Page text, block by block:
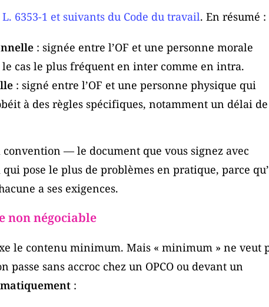
6353-1 et suivants du Code du travail. En résumé :
: signée entre l’OF et une personne morale
le cas le plus fréquent en inter comme en intra.
: signé entre l’OF et une personne physique qui
à des règles spécifiques, notamment un délai de
— le document que vous signez avec
pose le plus de problèmes en pratique, parce
a ses exigences.
non négociable
le contenu minimum. Mais « minimum » ne veut
sans accroc chez un OPCO ou devant un
: